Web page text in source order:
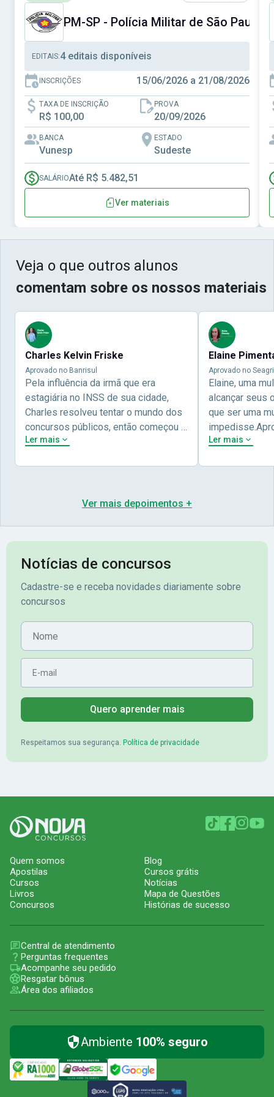
PM-SP - Polícia Militar de São Paulo
EDITAIS:4 editais disponíveis
INSCRIÇÕES 15/06/2026 a 21/08/2026
TAXA DE INSCRIÇÃO
R$ 100,00
PROVA
20/09/2026
BANCA
Vunesp
ESTADO
Sudeste
SALÁRIOAté R$ 5.482,51
Ver materiais
Veja o que outros alunos
comentam sobre os nossos materiais
Charles Kelvin Friske
Aprovado no Banrisul
Pela influência da irmã que era
estagiária no INSS de sua cidade,
Charles resolveu tentar o mundo dos
concursos públicos, então começou a
estudar com contéudo gratuito que a
preparação completa, e o resultado
abriu o concurso para o Banco da sua
cidade, o Banrisul. Se tornou
assinante premium e em seguida
mérito no concurso do
Banrisul.Charles Kelvin Friske -
Ler mais
Elaine
Aprovado no
Elaine, uma
alcançar seus
que ser uma
concursos
sua vida e
obstáculos
Pimenta -
Ler mais
Ver mais depoimentos +
Notícias de concursos
Cadastre-se e receba novidades diariamente sobre
concursos
Nome
E-mail
Quero aprender mais
Respeitamos sua segurança. Política de privacidade
Quem somos
Apostilas
Cursos
Livros
Concursos
Blog
Cursos grátis
Notícias
Mapa de Questões
Histórias de sucesso
Central de atendimento
Perguntas frequentes
Acompanhe seu pedido
Resgatar bônus
Área dos afiliados
Ambiente 100% seguro